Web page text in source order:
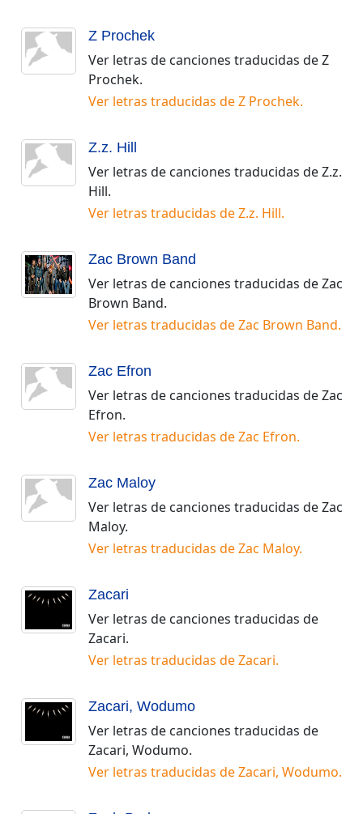
Z Prochek
Ver letras de canciones traducidas deZ
Prochek.
Ver letras traducidas deZ Prochek.
Z.z. Hill
Ver letras de canciones traducidas deZ.z.
Hill.
Ver letras traducidas deZ.z. Hill.
Zac Brown Band
Ver letras de canciones traducidas deZac
Brown Band.
Ver letras traducidas deZac Brown Band.
Zac Efron
Ver letras de canciones traducidas deZac
Efron.
Ver letras traducidas deZac Efron.
Zac Maloy
Ver letras de canciones traducidas deZac
Maloy.
Ver letras traducidas deZac Maloy.
Zacari
Ver letras de canciones traducidas de
Zacari.
Ver letras traducidas deZacari.
Zacari, Wodumo
Ver letras de canciones traducidas de
Zacari, Wodumo.
Ver letras traducidas deZacari, Wodumo.